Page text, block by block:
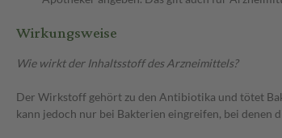
Wirkungsweise
Wie wirkt der Inhaltsstoff des Arzneimittels?
Der Wirkstoff gehört zu den Antibiotika und tötet
kann jedoch nur bei Bakterien eingreifen, bei